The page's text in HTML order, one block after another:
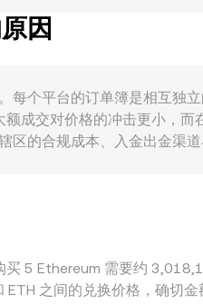
其中价格可视为 y/x；当资
因
每个平台的订单簿是相互独
成交对价格的冲击更小，
的合规成本、入金出金渠
5 Ethereum 需要约
之间的兑换价格，确切金